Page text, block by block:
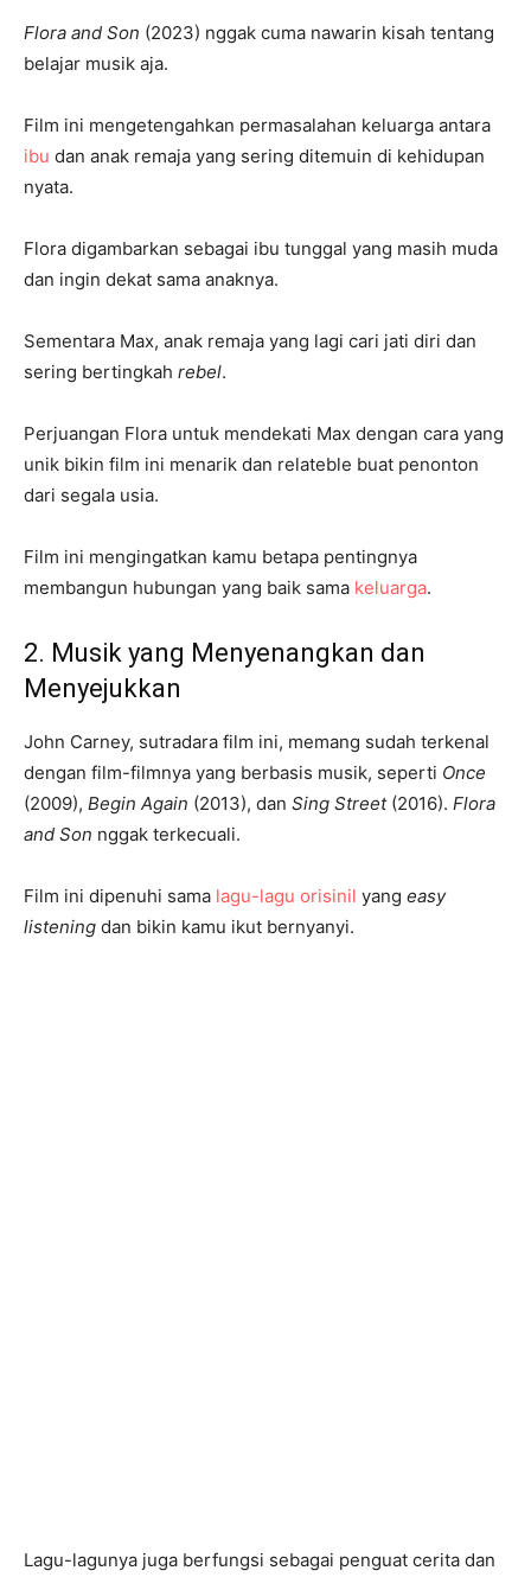
Flora and Son (2023) nggak cuma nawarin kisah tentang
belajar musik aja.
Film ini mengetengahkan permasalahan keluarga antara
ibu dan anak remaja yang sering ditemuin di kehidupan
nyata.
Flora digambarkan sebagai ibu tunggal yang masih muda
dan ingin dekat sama anaknya.
Sementara Max, anak remaja yang lagi cari jati diri dan
sering bertingkah rebel.
Perjuangan Flora untuk mendekati Max dengan cara yang
unik bikin film ini menarik dan relateble buat penonton
dari segala usia.
Film ini mengingatkan kamu betapa pentingnya
membangun hubungan yang baik sama keluarga.
2. Musik yang Menyenangkan dan
Menyejukkan
John Carney, sutradara film ini, memang sudah terkenal
dengan film-filmnya yang berbasis musik, seperti Once
(2009), Begin Again (2013), dan Sing Street(2016). Flora
and Son nggak terkecuali.
Film ini dipenuhi sama lagu-lagu orisinil yang easy
listening dan bikin kamu ikut bernyanyi.
Lagu-lagunya juga berfungsi sebagai penguat cerita dan